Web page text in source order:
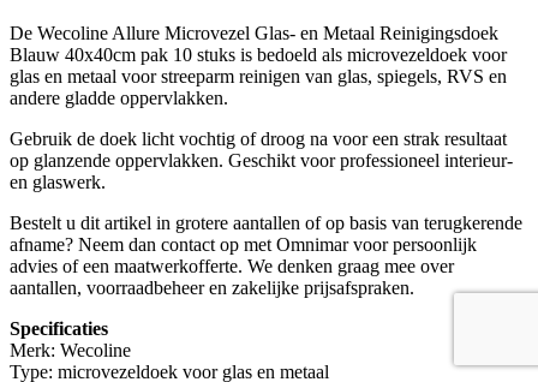
De Wecoline Allure Microvezel Glas- en Metaal Reinigingsdoek
Blauw 40x40cm pak 10 stuks is bedoeld als microvezeldoek voor
glas en metaal voor streeparm reinigen van glas, spiegels, RVS en
andere gladde oppervlakken.
Gebruik de doek licht vochtig of droog na voor een strak resultaat
op glanzende oppervlakken. Geschikt voor professioneel interieur-
en glaswerk.
Bestelt u dit artikel in grotere aantallen of op basis van terugkerende
afname? Neem dan contact op met Omnimar voor persoonlijk
advies of een maatwerkofferte. We denken graag mee over
aantallen, voorraadbeheer en zakelijke prijsafspraken.
Specificaties
Merk: Wecoline
Type: microvezeldoek voor glas en metaal